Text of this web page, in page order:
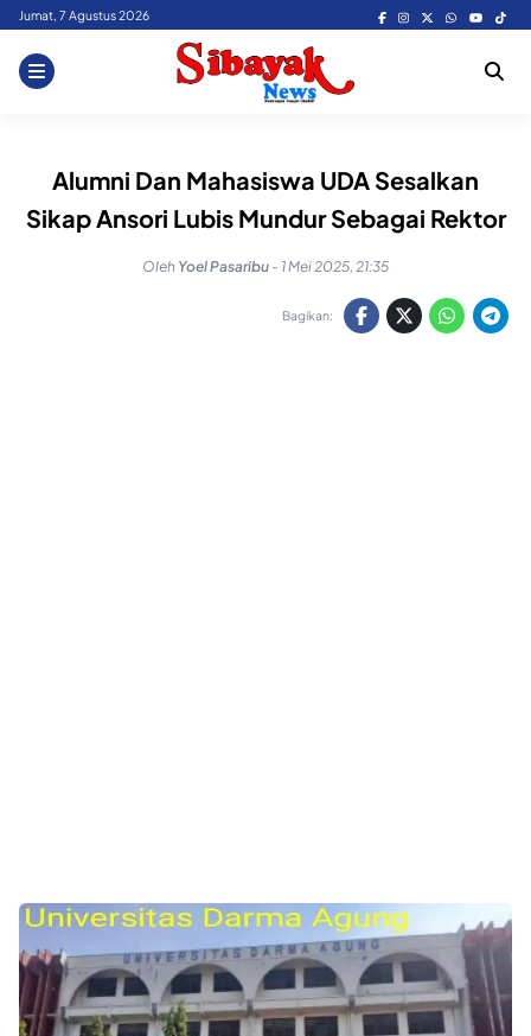
Skip
content
Jumat, 7 Agustus 2026
Alumni Dan Mahasiswa UDA Sesalkan
Sikap Ansori Lubis Mundur Sebagai Rektor
Oleh Yoel Pasaribu - 1 Mei 2025, 21:35
Bagikan: